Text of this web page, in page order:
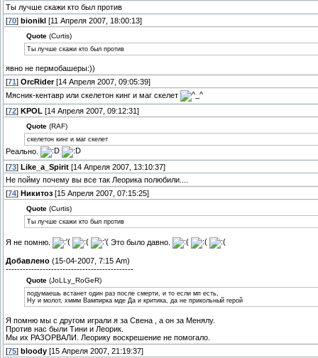
Ты лучше скажи кто был против
[70] bionikl [11 Апреля 2007, 18:00:13]
Quote(Curtis)
Ты лучше скажи кто был против
явно не пермобашеры:))
[71 ] OrcRider[14 Апреля 2007, 09:05:39]
Мясник-кентавр или скелетон кинг и маг скелет
[72] KPOL [14 Апреля 2007, 09:12:31]
Quote(RAF)
скелетон кинг и маг скелет
Реально.
[73] Like_a_Spirit [14 Апреля 2007, 13:10:37]
Не пойму почему вы все так Леорика полюбили....
[74] Никитоз [15 Апреля 2007, 07:15:25]
Quote(Curtis)
Ты лучше скажи кто был против
Я не помню. Это было давно.
Добавлено (15-04-2007, 7:15 Am)
---------------------------------------------
Quote(JoLLy_RoGeR)
подумаешь встанет один раз после смерти, и то если мп есть,
Ну и молот, хммм Вампирка мде Да и критика, да не прикольный герой
Я помню мы с другом играли я за Свена , а он за Менялу.
Против нас были Тини и Леорик.
Мы их РАЗОРВАЛИ. Леорику воскрешение не помогало.
[75] bloody [15 Апреля 2007, 21:19:37]